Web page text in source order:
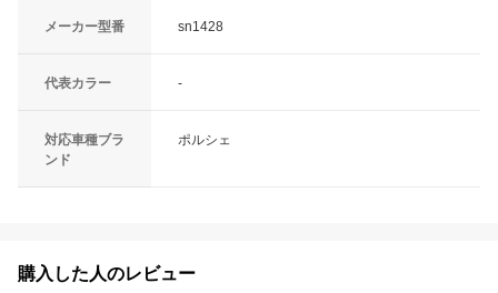
メーカー型番 sn1428
代表カラー -
対応車種ブラ
ンド
ポルシェ
購入した人のレビュー